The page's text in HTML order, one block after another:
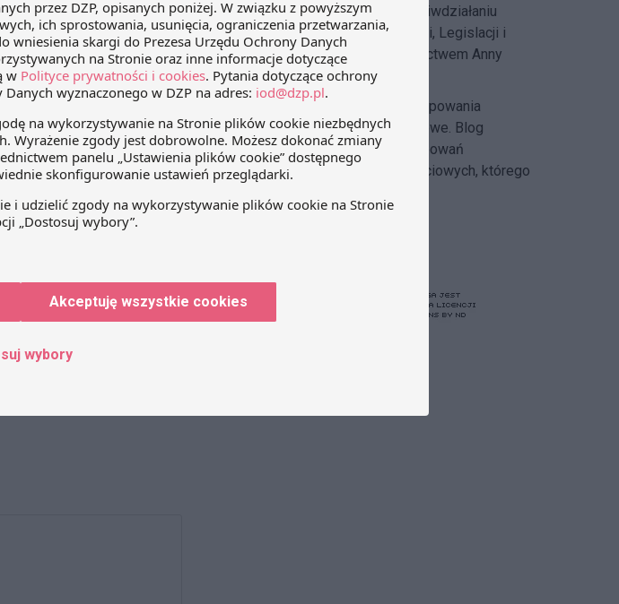
przychodu?
systemach compliance i przeciwdziałaniu
korupcji piszeZespół Regulacji, Legislacji i
Compliance DZPpod kierownictwem Anny
Hlebickiej-Józefowicz
Insolvency Law Blog
postępowania
restrukturyzacyjne i upadłościowe. Blog
tworzony przez zespół postępowań
restrukturyzacyjnych i upadłościowych, którego
Akceptuję wszystkie cookies
wybory